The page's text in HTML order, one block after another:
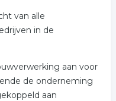
van alle
in de
aan voor
de onderneming
aan